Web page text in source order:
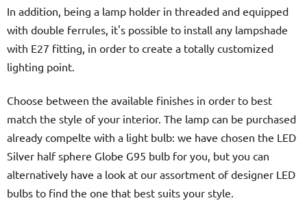
In addition, being a lamp holder in threaded and equipped
with double ferrules, it's possible to install any lampshade
with E27 fitting, in order to create a totally customized
lighting point.
Choose between the available finishes in order to best
match the style of your interior. The lamp can be purchased
already compelte with a light bulb: we have chosen the LED
Silver half sphere Globe G95 bulb for you, but you can
alternatively have a look at our assortment of designer LED
bulbs to find the one that best suits your style.